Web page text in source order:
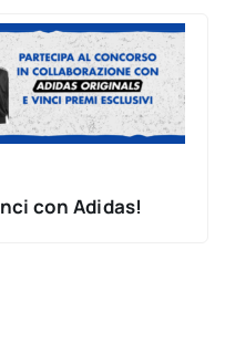
con Adidas!